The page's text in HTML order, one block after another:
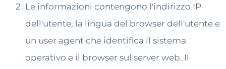
Le informazioni contengono l'indirizzo IP
dell'utente, la lingua del browser dell'utente e
un user agent che identifica il sistema
operativo e il browser sul server web. Il